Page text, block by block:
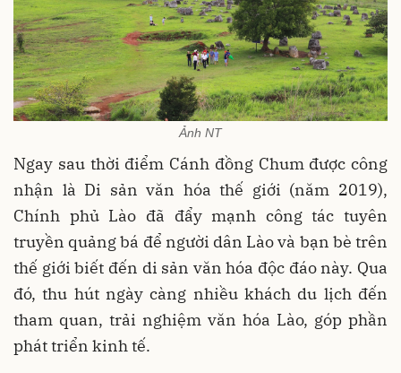
Ảnh NT
Ngay sau thời điểm Cánh đồng Chum được công
nhận là Di sản văn hóa thế giới (năm 2019),
Chính phủ Lào đã đẩy mạnh công tác tuyên
truyền quảng bá để người dân Lào và bạn bè trên
thế giới biết đến di sản văn hóa độc đáo này. Qua
đó, thu hút ngày càng nhiều khách du lịch đến
tham quan, trải nghiệm văn hóa Lào, góp phần
phát triển kinh tế.